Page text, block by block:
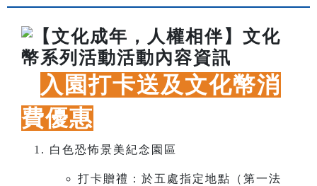
入園打卡送及文化幣消
費優惠
白色恐怖景美紀念園區
打卡贈禮：於五處指定地點（第一法